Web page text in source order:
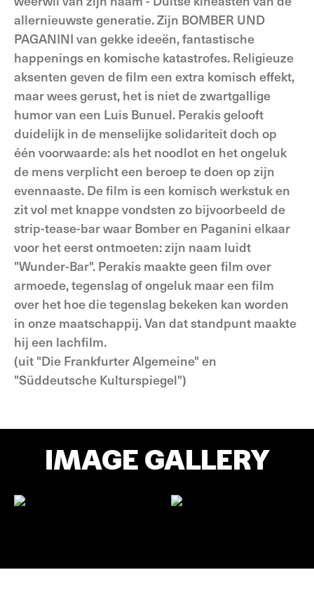
allernieuwste generatie. Zijn BOMBER UND
PAGANINI van gekke ideeën, fantastische
happenings en komische katastrofes. Religieuze
aksenten geven de film een extra komisch effekt,
maar wees gerust, het is niet de zwartgallige
humor van een Luis Bunuel. Perakis gelooft
duidelijk in de menselijke solidariteit doch op
één voorwaarde: als het noodlot en het ongeluk
de mens verplicht een beroep te doen op zijn
evennaaste. De film is een komisch werkstuk en
zit vol met knappe vondsten zo bijvoorbeeld de
strip-tease-bar waar Bomber en Paganini elkaar
voor het eerst ontmoeten: zijn naam luidt
"Wunder-Bar". Perakis maakte geen film over
armoede, tegenslag of ongeluk maar een film
over het hoe die tegenslag bekeken kan worden
in onze maatschappij. Van dat standpunt maakte
hij een lachfilm.
(uit "Die Frankfurter Algemeine" en
"Süddeutsche Kulturspiegel")
IMAGE GALLERY